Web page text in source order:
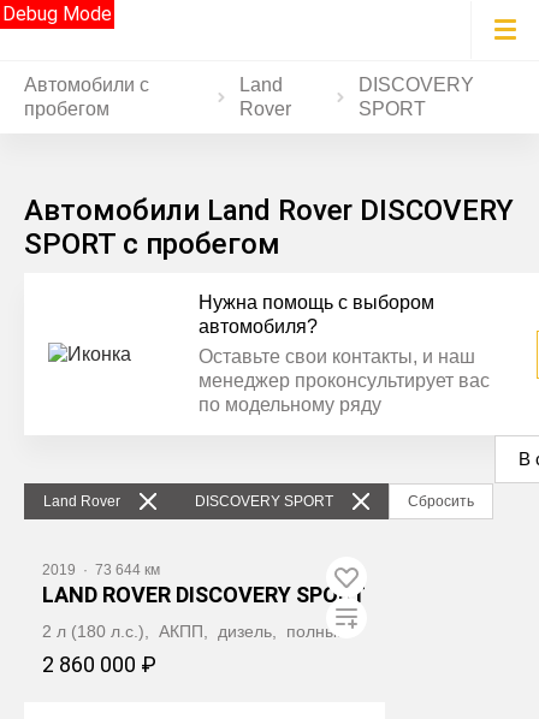
Debug Mode
Автомобили с
пробегом
Land
Rover
DISCOVERY
SPORT
Автомобили Land Rover DISCOVERY
SPORT с пробегом
Нужна помощь с выбором
автомобиля?
Оставьте свои контакты, и наш
менеджер проконсультирует вас
по модельному ряду
Land Rover DISCOVERY SPORT Сбросить
В
2019 · 73 644 км
LAND ROVER DISCOVERY SPORT
2 л (180 л.с.), АКПП, дизель, полный
2 860 000 ₽